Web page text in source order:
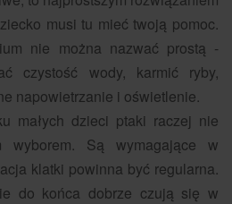
musi tu mieć twoją pomoc.
nie można nazwać prostą -
czystość wody, karmić ryby,
napowietrzanie i oświetlenie.
małych dzieci ptaki raczej nie
wyborem. Są wymagające w
klatki powinna być regularna.
do końca dobrze czują się w